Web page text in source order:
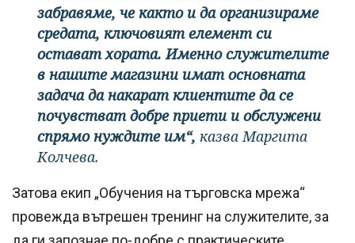
забравяме, че както и да организираме
средата, ключовият елемент си
остават хората. Именно служителите
в нашите магазини имат основната
задача да накарат клиентите да се
почувстват добре приети и обслужени
спрямо нуждите им“, казва Маргита
Колчева.
Затова екип „Обучения на търговска мрежа“
провежда вътрешен тренинг на служителите, за